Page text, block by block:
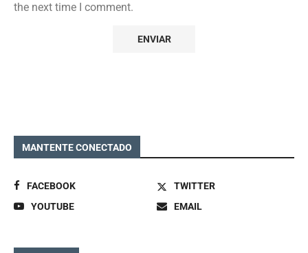
the next time I comment.
MANTENTE CONECTADO
FACEBOOK
TWITTER
YOUTUBE
EMAIL